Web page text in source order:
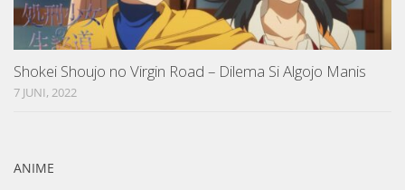
Shokei Shoujo no Virgin Road – Dilema Si Algojo Manis
7 JUNI, 2022
ANIME